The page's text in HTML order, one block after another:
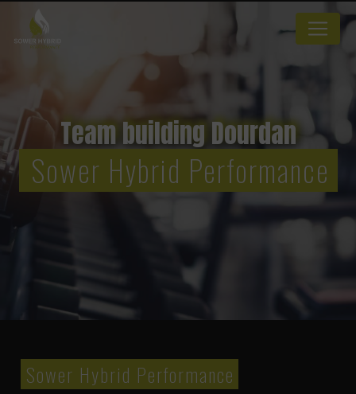
Team building Dourdan
Sower Hybrid Performance
Sower Hybrid Performance